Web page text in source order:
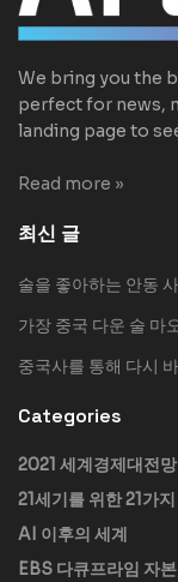
We bring you the
perfect for news,
landing page to
Read more »
최신 글
술을 좋아하는 안동
가장 중국 다운 술 마
중국사를 통해 다시
Categories
2021 세계경제대전망
21세기를 위한 21가
AI 이후의 세계
EBS 다큐프라임 자